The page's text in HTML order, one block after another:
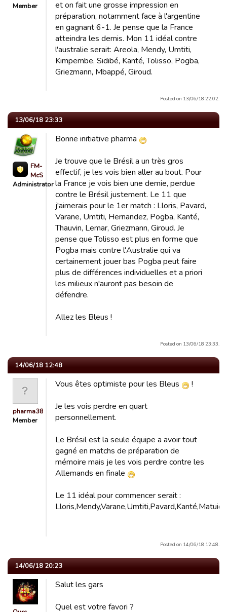
Member
et on fait une grosse impression en
préparation, notamment face à l'argentine
en gagnant 6-1. Je pense que la France
atteindra les demis. Mon 11 idéal contre
l'australie serait: Areola, Mendy, Umtiti,
Kimpembe, Sidibé, Kanté, Tolisso, Pogba,
Griezmann, Mbappé, Giroud.
Posted on 13/06/18 22:02.
13/06/18 23:33
FM-
McSimdu72
Administrator
Bonne initiative pharma
Je trouve que le Brésil a un très gros
effectif, je les vois bien aller au bout. Pour
la France je vois bien une demie, perdue
contre le Brésil justement. Le 11 que
j'aimerais pour le 1er match : Lloris, Pavard,
Varane, Umtiti, Hernandez, Pogba, Kanté,
Thauvin, Lemar, Griezmann, Giroud. Je
pense que Tolisso est plus en forme que
Pogba mais contre l'Australie qui va
certainement jouer bas Pogba peut faire
plus de différences individuelles et a priori
les milieux n'auront pas besoin de
défendre.
Allez les Bleus !
Posted on 13/06/18 23:33.
14/06/18 12:48
pharma38
Member
Vous êtes optimiste pour les Bleus
!
Je les vois perdre en quart
personnellement.
Le Brésil est la seule équipe a avoir tout
gagné en matchs de préparation de
mémoire mais je les vois perdre contre les
Allemands en finale
Le 11 idéal pour commencer serait :
Posted on 14/06/18 12:48.
14/06/18 20:23
Salut les gars
Quel est votre favori ?